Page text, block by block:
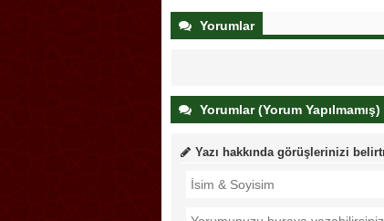
nedeniyle eğitime 4 gün ara
Yorumlar
Yorumlar (Yorum Yapılmamış)
Yazı hakkında görüşlerinizi